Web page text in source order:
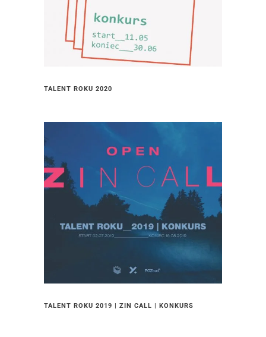
TALENT ROKU 2020
TALENT ROKU 2019 | ZIN CALL | KONKURS